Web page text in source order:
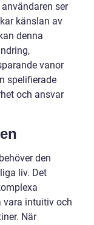
ser
känslan av
denna
vanor
spelifierade
och ansvar
den
liv. Det
vara intuitiv och
När